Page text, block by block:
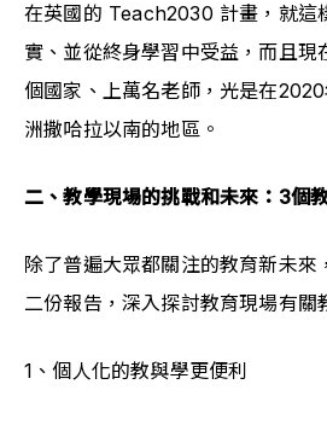
在英國的 Teach2030 計畫，就這
實、並從終身學習中受益，而且
個國家、上萬名老師，光是在
洲撒哈拉以南的地區。
二、教學現場的挑戰和未來：3個
除了普遍大眾都關注的教育新未
二份報告，深入探討教育現場有關
1、個人化的教與學更便利